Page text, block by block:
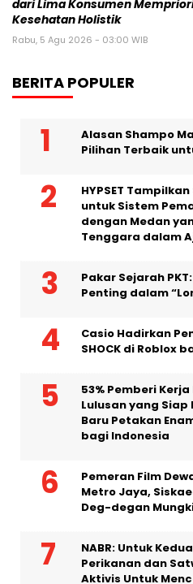
dari Lima Konsumen
Kesehatan Holistik
Rabu, 5 Agu 2026 - 03:00 WIB
BERITA POPULER
Alasan Shampo
Pilihan Terbaik
HYPSET
untuk Sistem
dengan Medan
Tenggara dalam
Pakar Sejarah
Penting dalam
Casio Hadirkan
SHOCK di Roblox
53% Pemberi
Lulusan yang
Baru Petakan
bagi Indonesia
Pemeran Film
Metro Jaya,
Deg-degan
NABR: Untuk
Perikanan dan
Aktivis Untuk